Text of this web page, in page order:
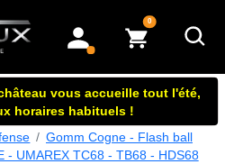
mon compte
0articles dans le panier
vous accueille tout l'été,
horaires habituels !
Gomm Cogne - Flash ball
- UMAREX TC68 - TB68 - HDS68